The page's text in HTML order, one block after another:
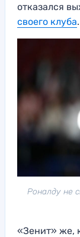
отказался
своего клуба.
Роналду не
«Зенит» же,